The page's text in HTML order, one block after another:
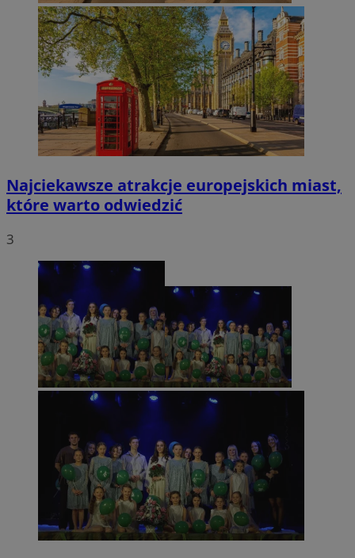
Najciekawsze atrakcje europejskich miast,
które warto odwiedzić
3